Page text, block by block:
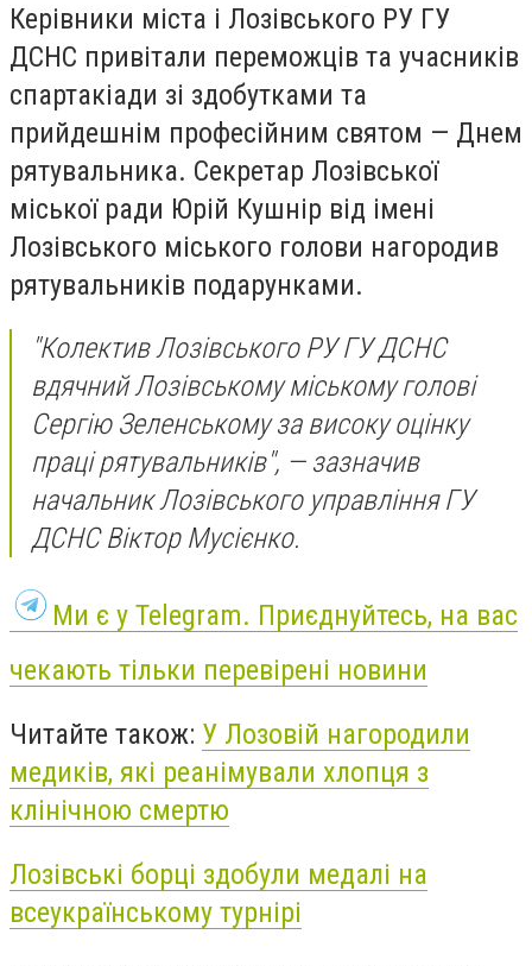
Керівники міста і Лозівського РУ ГУ
ДСНС привітали переможців та учасників
спартакіади зі здобутками та
прийдешнім професійним святом — Днем
рятувальника. Секретар Лозівської
міської ради Юрій Кушнір від імені
Лозівського міського голови нагородив
рятувальників подарунками.
"Колектив Лозівського РУ ГУ ДСНС
вдячний Лозівському міському голові
Сергію Зеленському за високу оцінку
праці рятувальників", — зазначив
начальник Лозівського управління ГУ
ДСНС Віктор Мусієнко.
Ми є у Telegram. Приєднуйтесь, на вас
чекають тільки перевірені новини
Читайте також: У Лозовій нагородили
медиків, які реанімували хлопця з
клінічною смертю
Лозівські борці здобули медалі на
всеукраїнському турнірі